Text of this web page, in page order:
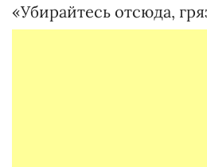
«Убирайтесь отсюда,